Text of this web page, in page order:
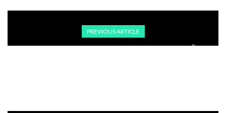
PREVIOUS ARTICLE
EU-ABGEORDNETE: DER EU-BEITRITTSPROZESS DER TÜRKEI